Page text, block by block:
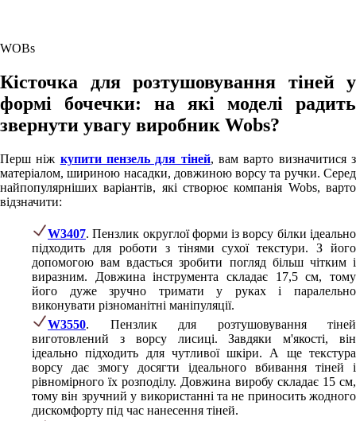
WOBs
Кісточка для розтушовування тіней у
формі бочечки: на які моделі радить
звернути увагу виробник Wobs?
Перш ніж купити пензель для тіней, вам варто визначитися з
матеріалом, шириною насадки, довжиною ворсу та ручки. Серед
найпопулярніших варіантів, які створює компанія Wobs, варто
відзначити:
W3407. Пензлик округлої форми із ворсу білки ідеально
підходить для роботи з тінями сухої текстури. З його
допомогою вам вдасться зробити погляд більш чітким і
виразним. Довжина інструмента складає 17,5 см, тому
його дуже зручно тримати у руках і паралельно
виконувати різноманітні маніпуляції.
W3550. Пензлик для розтушовування тіней
виготовлений з ворсу лисиці. Завдяки м'якості, він
ідеально підходить для чутливої шкіри. А ще текстура
ворсу дає змогу досягти ідеального вбивання тіней і
рівномірного їх розподілу. Довжина виробу складає 15 см,
тому він зручний у використанні та не приносить жодного
дискомфорту під час нанесення тіней.